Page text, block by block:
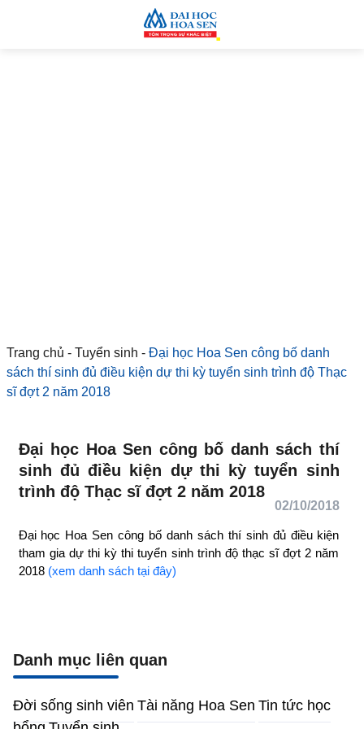
Trang chủ - Tuyển sinh - Đại học Hoa Sen công bố danh
sách thí sinh đủ điều kiện dự thi kỳ tuyển sinh trình độ Thạc
sĩ đợt 2 năm 2018
Đại học Hoa Sen công bố danh sách thí
sinh đủ điều kiện dự thi kỳ tuyển sinh
trình độ Thạc sĩ đợt 2 năm 2018
02/10/2018
Đại học Hoa Sen công bố danh sách thí sinh đủ điều kiện
tham gia dự thi kỳ thi tuyển sinh trình độ thạc sĩ đợt 2 năm
2018 (xem danh sách tại đây)
Danh mục liên quan
Đời sống sinh viên Tài năng Hoa Sen Tin tức học